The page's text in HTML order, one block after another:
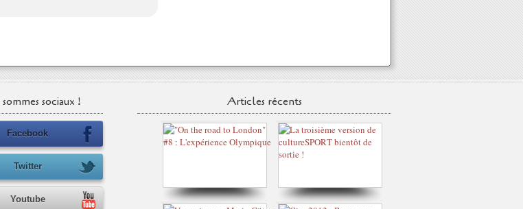
sociaux !
Facebook
Twitter
Youtube
Articles récents